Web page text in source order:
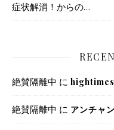
症状解消！からの…
絶賛隔離中 に
絶賛隔離中 に アンチャン